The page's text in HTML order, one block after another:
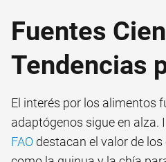
Fuentes
Tendencias
El interés por los alimentos
adaptógenos sigue en alza.
FAO destacan el valor de